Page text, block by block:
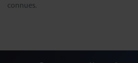
connues.